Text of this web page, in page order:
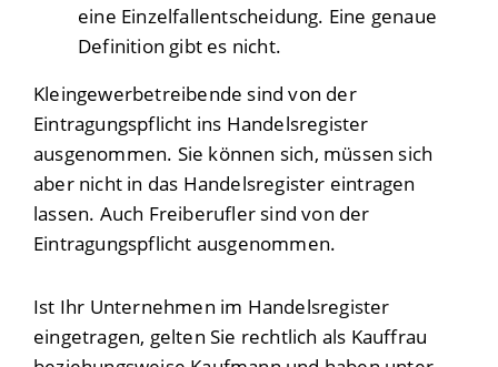
eine Einzelfallentscheidung. Eine genaue
Definition gibt es nicht.
Kleingewerbetreibende sind von der
Eintragungspflicht ins Handelsregister
ausgenommen. Sie können sich, müssen sich
aber nicht in das Handelsregister eintragen
lassen. Auch Freiberufler sind von der
Eintragungspflicht ausgenommen.
Ist Ihr Unternehmen im Handelsregister
eingetragen, gelten Sie rechtlich als Kauffrau